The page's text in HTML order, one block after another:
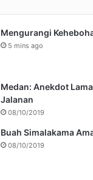
Mengurangi
5 mins ago
Medan: Anekdot
Jalanan
08/10/2019
Buah Simalakama
08/10/2019